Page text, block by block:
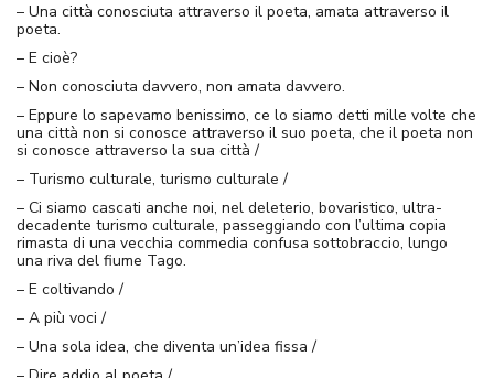
– Una città conosciuta attraverso il poeta, amata attraverso il
poeta.
– E cioè?
– Non conosciuta davvero, non amata davvero.
– Eppure lo sapevamo benissimo, ce lo siamo detti mille volte che
una città non si conosce attraverso il suo poeta, che il poeta non
si conosce attraverso la sua città /
– Turismo culturale, turismo culturale /
– Ci siamo cascati anche noi, nel deleterio, bovaristico, ultra-
decadente turismo culturale, passeggiando con l’ultima copia
rimasta di una vecchia commedia confusa sottobraccio, lungo
una riva del fiume Tago.
– E coltivando /
– A più voci /
– Una sola idea, che diventa un’idea fissa /